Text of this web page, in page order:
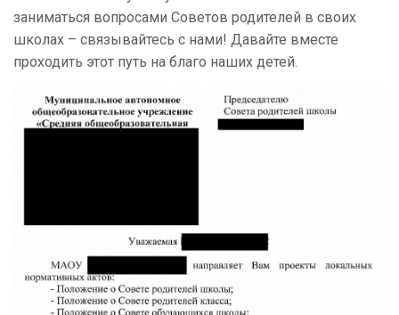
заниматься вопросами Советов родителей в своих
школах – связывайтесь с нами! Давайте вместе
проходить этот путь на благо наших детей.